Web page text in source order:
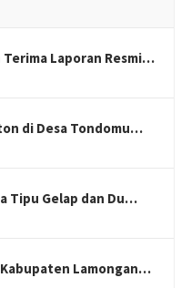
Laporan Resmi…
di Desa Tondomu…
Tipu Gelap dan Du…
Lamongan…